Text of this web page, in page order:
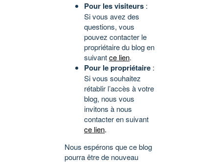
Pour les visiteurs :
Si vous avez des
questions, vous
pouvez contacter le
propriétaire du blog en
suivantce lien.
Pour le propriétaire :
Si vous souhaitez
rétablir l’accès à votre
blog, nous vous
invitons à nous
contacter en suivant
ce lien.
Nous espérons que ce blog
pourra être de nouveau